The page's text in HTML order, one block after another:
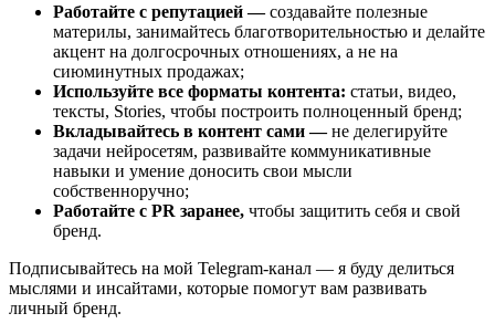
Работайте с репутацией —создавайте полезные
материлы, занимайтесь благотворительностью и делайте
акцент на долгосрочных отношениях, а не на
сиюминутных продажах;
Используйте все форматы контента: статьи, видео,
тексты, Stories, чтобы построить полноценный бренд;
Вкладывайтесь в контент сами —не делегируйте
задачи нейросетям, развивайте коммуникативные
навыки и умение доносить свои мысли
собственноручно;
Работайте с PR заранее, чтобы защитить себя и свой
бренд.
Подписывайтесь на мой Telegram-канал — я буду делиться
мыслями и инсайтами, которые помогут вам развивать
личный бренд.